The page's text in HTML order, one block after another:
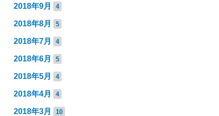
2018年9月 4
2018年8月 5
2018年7月 4
2018年6月 5
2018年5月 4
2018年4月 4
2018年3月 10